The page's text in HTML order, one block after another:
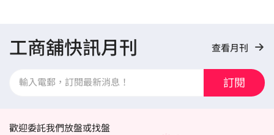
工商舖快訊月刊 查看月刊
訂閱
歡迎委託我們放盤或找盤